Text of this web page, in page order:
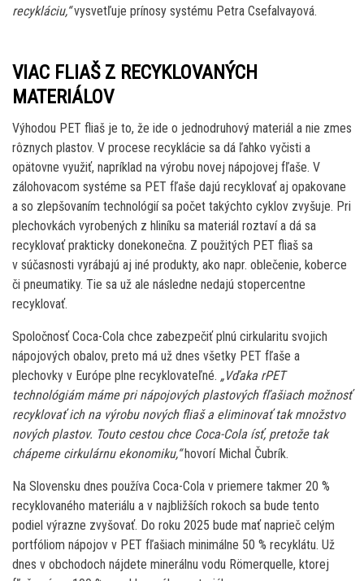
recykláciu,“vysvetľuje prínosy systému Petra Csefalvayová.
VIAC FLIAŠ Z RECYKLOVANÝCH
MATERIÁLOV
Výhodou PET fliaš je to, že ide o jednodruhový materiál a nie zmes
rôznych plastov. V procese recyklácie sa dá ľahko vyčisti a
opätovne využiť, napríklad na výrobu novej nápojovej fľaše. V
zálohovacom systéme sa PET fľaše dajú recyklovať aj opakovane
a so zlepšovaním technológií sa počet takýchto cyklov zvyšuje. Pri
plechovkách vyrobených z hliníku sa materiál roztaví a dá sa
recyklovať prakticky donekonečna. Z použitých PET fliaš sa
v súčasnosti vyrábajú aj iné produkty, ako napr. oblečenie, koberce
či pneumatiky. Tie sa už ale následne nedajú stopercentne
recyklovať.
Spoločnosť Coca-Cola chce zabezpečiť plnú cirkularitu svojich
nápojových obalov, preto má už dnes všetky PET fľaše a
plechovky v Európe plne recyklovateľné. „Vďaka rPET
technológiám máme pri nápojových plastových fľašiach možnosť
recyklovať ich na výrobu nových fliaš a eliminovať tak množstvo
nových plastov. Touto cestou chce Coca-Cola ísť, pretože tak
chápeme cirkulárnu ekonomiku,“hovorí Michal Čubrík.
Na Slovensku dnes používa Coca-Cola v priemere takmer 20 %
recyklovaného materiálu a v najbližších rokoch sa bude tento
podiel výrazne zvyšovať. Do roku 2025 bude mať naprieč celým
portfóliom nápojov v PET fľašiach minimálne 50 % recyklátu. Už
dnes v obchodoch nájdete minerálnu vodu Römerquelle, ktorej